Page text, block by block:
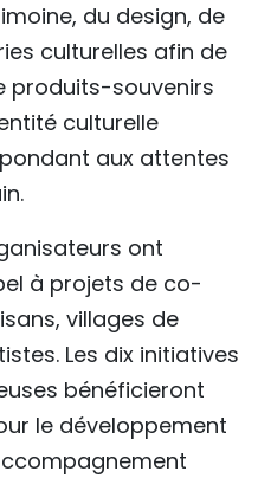
du design, de
culturelles afin de
produits-souvenirs
culturelle
aux attentes
ont
à projets de co-
villages de
Les dix initiatives
bénéficieront
le développement